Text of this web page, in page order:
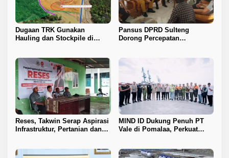
Dugaan TRK Gunakan
Hauling dan Stockpile di
Pansus DPRD Sulteng
Dorong Percepatan
Reses, Takwin Serap Aspirasi
Infrastruktur, Pertanian dan
MIND ID Dukung Penuh PT
Vale di Pomalaa, Perkuat